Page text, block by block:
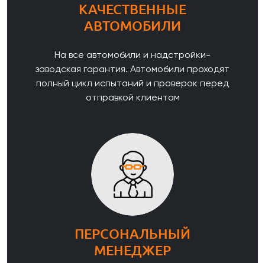
КАЧЕСТВЕННЫЕ
АВТОМОБИЛИ
На все автомобили и надстройки-
заводская гарантия. Автомобили проходят
полный цикл испытаний и проверок перед
отправкой клиентам
ПЕРСОНАЛЬНЫЙ
МЕНЕДЖЕР